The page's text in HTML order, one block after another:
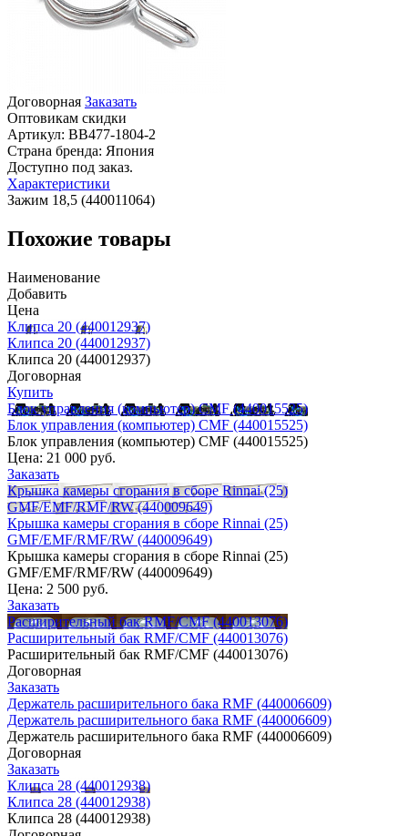
Договорная Заказать
Оптовикам скидки
Артикул: BB477-1804-2
Страна бренда: Япония
Доступно под заказ.
Характеристики
Зажим 18,5 (440011064)
Похожие товары
Наименование
Добавить
Цена
Клипса 20 (440012937)
Клипса 20 (440012937)
Клипса 20 (440012937)
Договорная
Купить
Блок управления (компьютер) CMF (440015525)
Блок управления (компьютер) CMF (440015525)
Блок управления (компьютер) CMF (440015525)
Цена: 21 000 руб.
Заказать
Крышка камеры сгорания в сборе Rinnai (25)
GMF/EMF/RMF/RW (440009649)
Крышка камеры сгорания в сборе Rinnai (25)
GMF/EMF/RMF/RW (440009649)
Крышка камеры сгорания в сборе Rinnai (25)
GMF/EMF/RMF/RW (440009649)
Цена: 2 500 руб.
Заказать
Расширительный бак RMF/CMF (440013076)
Расширительный бак RMF/CMF (440013076)
Расширительный бак RMF/CMF (440013076)
Договорная
Заказать
Держатель расширительного бака RMF (440006609)
Держатель расширительного бака RMF (440006609)
Держатель расширительного бака RMF (440006609)
Договорная
Заказать
Клипса 28 (440012938)
Клипса 28 (440012938)
Клипса 28 (440012938)